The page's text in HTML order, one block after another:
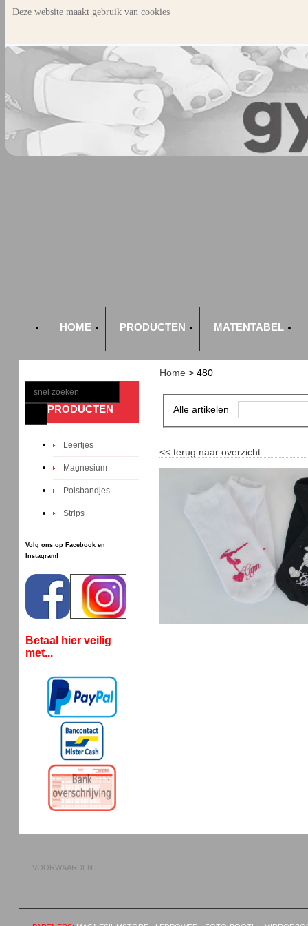
HOME PRODUCTEN MATENTABEL
PRODUCTEN
Leertjes
Magnesium
Polsbandjes
Strips
Volg ons op Facebook en
Instagram!
Betaal hier veilig
met...
Home> 480
Alle artikelen
<< terug naar overzicht
VOORWAARDEN
Deze website maakt gebruik van cookies